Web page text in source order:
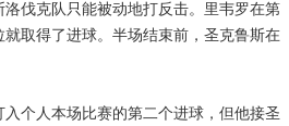
伐克队只能被动地打反击。里韦罗在第
取得了进球。半场结束前，圣克鲁斯在
个人本场比赛的第二个进球，但他接圣